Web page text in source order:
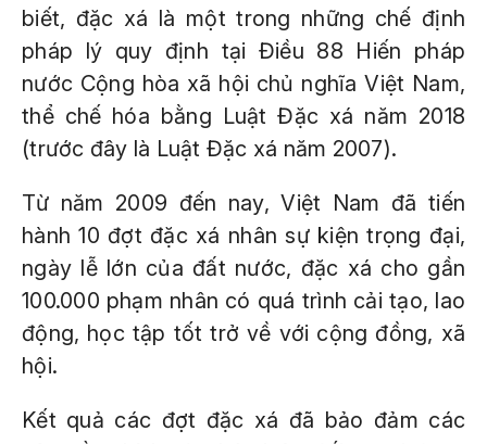
biết, đặc xá là một trong những chế định
pháp lý quy định tại Điều 88 Hiến pháp
nước Cộng hòa xã hội chủ nghĩa Việt Nam,
thể chế hóa bằng Luật Đặc xá năm 2018
(trước đây là Luật Đặc xá năm 2007).
Từ năm 2009 đến nay, Việt Nam đã tiến
hành 10 đợt đặc xá nhân sự kiện trọng đại,
ngày lễ lớn của đất nước, đặc xá cho gần
100.000 phạm nhân có quá trình cải tạo, lao
động, học tập tốt trở về với cộng đồng, xã
hội.
Kết quả các đợt đặc xá đã bảo đảm các